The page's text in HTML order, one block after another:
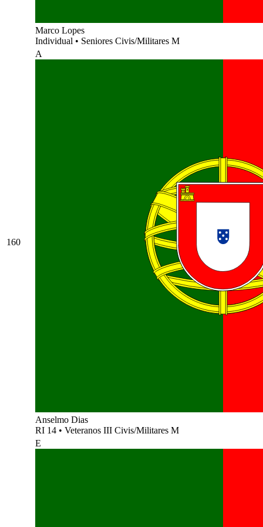
Marco Lopes
Individual • Seniores Civis/Militares M
160
A
Anselmo Dias
RI 14 • Veteranos III Civis/Militares M
E